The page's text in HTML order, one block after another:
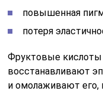
повышенная
потеря
Фруктовые
восстанавливают
и омолаживают его,